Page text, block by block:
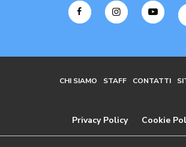
CHI SIAMO STAFF CONTATTI
Privacy Policy Cookie